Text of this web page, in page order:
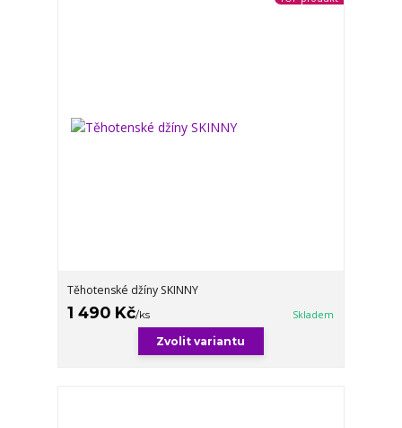
Těhotenské džíny SKINNY
1 490 Kč/ks Skladem
Zvolit variantu